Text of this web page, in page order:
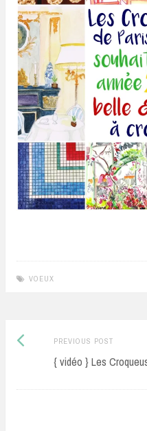
VOEUX
Post
navigation
PREVIOUS POSTPrevious
post:
{ vidéo } Les